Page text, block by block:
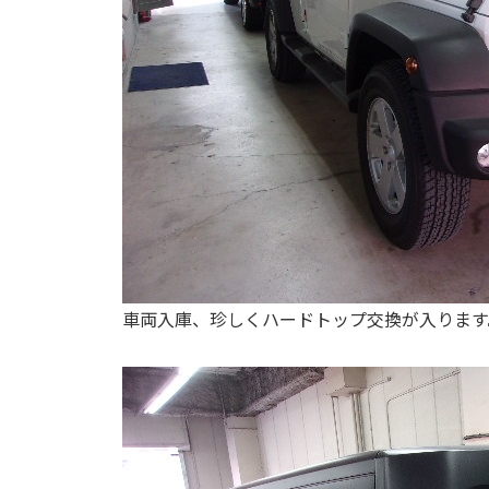
車両入庫、珍しくハードトップ交換が入りま